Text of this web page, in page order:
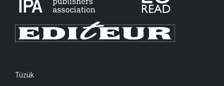
Tüzük